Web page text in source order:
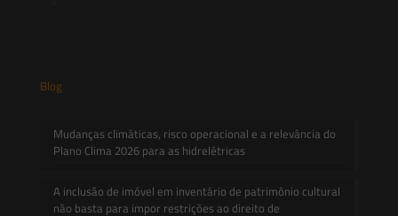
Blog
Mudanças climáticas, risco operacional e a relevância do
Plano Clima 2026 para as hidrelétricas
A inclusão de imóvel em inventário de patrimônio cultural
não basta para impor restrições ao direito de